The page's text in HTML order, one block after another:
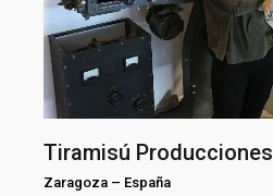
Tiramisú Producciones
Zaragoza – España